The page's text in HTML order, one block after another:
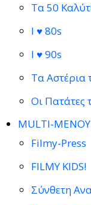
Τα 50
I ♥ 80s
I ♥ 90s
Τα Αστέρια
Οι Πατάτες
MULTI-ΜΕΝΟΥ
Filmy-Press
FILMY KIDS!
Σύνθετη